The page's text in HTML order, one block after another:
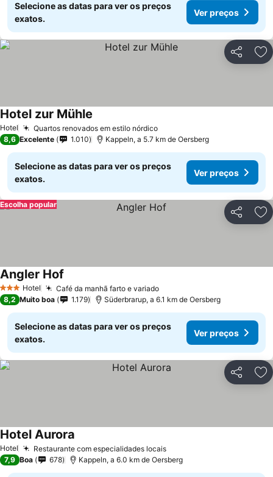
Selecione as datas para ver os preços
exatos.
Ver preços
Partilhar
Hotel Quartos renovados em estilo nórdico
Hotel zur Mühle
8,6 Excelente 1.010 Kappeln, a 5.7 km de Oersberg
Selecione as datas para ver os preços
exatos.
Ver preços
Partilhar
Escolha popular
3 EstrelasHotel Café da manhã farto e variado
Angler Hof
8,2 Muito boa 1.179 Süderbrarup, a 6.1 km de Oersberg
Selecione as datas para ver os preços
exatos.
Ver preços
Partilhar
Hotel Restaurante com especialidades locais
Hotel Aurora
7,9 Boa 678 Kappeln, a 6.0 km de Oersberg